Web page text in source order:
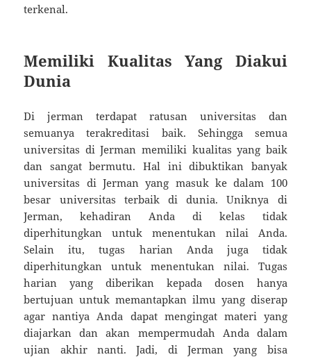
terkenal.
Memiliki Kualitas Yang Diakui
Dunia
Di jerman terdapat ratusan universitas dan
semuanya terakreditasi baik. Sehingga semua
universitas di Jerman memiliki kualitas yang baik
dan sangat bermutu. Hal ini dibuktikan banyak
universitas di Jerman yang masuk ke dalam 100
besar universitas terbaik di dunia. Uniknya di
Jerman, kehadiran Anda di kelas tidak
diperhitungkan untuk menentukan nilai Anda.
Selain itu, tugas harian Anda juga tidak
diperhitungkan untuk menentukan nilai. Tugas
harian yang diberikan kepada dosen hanya
bertujuan untuk memantapkan ilmu yang diserap
agar nantiya Anda dapat mengingat materi yang
diajarkan dan akan mempermudah Anda dalam
ujian akhir nanti. Jadi, di Jerman yang bisa